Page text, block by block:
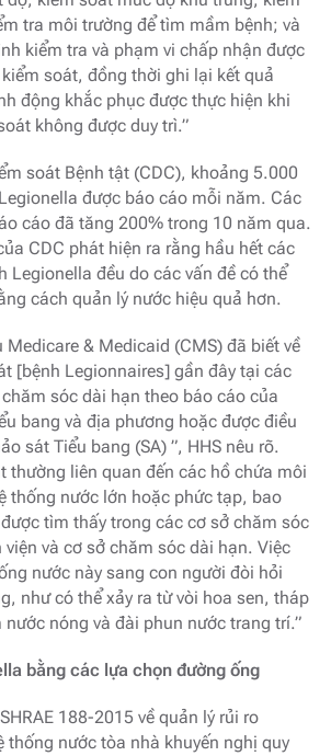
tra môi trường để tìm mầm bệnh; và
kiểm tra và phạm vi chấp nhận được
soát, đồng thời ghi lại kết quả
động khắc phục được thực hiện khi
không được duy trì.”
soát Bệnh tật (CDC), khoảng 5.000
được báo cáo mỗi năm. Các
cáo đã tăng 200% trong 10 năm qua.
CDC phát hiện ra rằng hầu hết các
Legionella đều do các vấn đề có thể
cách quản lý nước hiệu quả hơn.
Medicare & Medicaid (CMS) đã biết về
[bệnh Legionnaires] gần đây tại các
sóc dài hạn theo báo cáo của
bang và địa phương hoặc được điều
sát Tiểu bang (SA) ”, HHS nêu rõ.
thường liên quan đến các hồ chứa môi
thống nước lớn hoặc phức tạp, bao
tìm thấy trong các cơ sở chăm sóc
viện và cơ sở chăm sóc dài hạn. Việc
nước này sang con người đòi hỏi
như có thể xảy ra từ vòi hoa sen, tháp
nóng và đài phun nước trang trí.”
bằng các lựa chọn đường ống
188-2015 về quản lý rủi ro
thống nước tòa nhà khuyến nghị quy